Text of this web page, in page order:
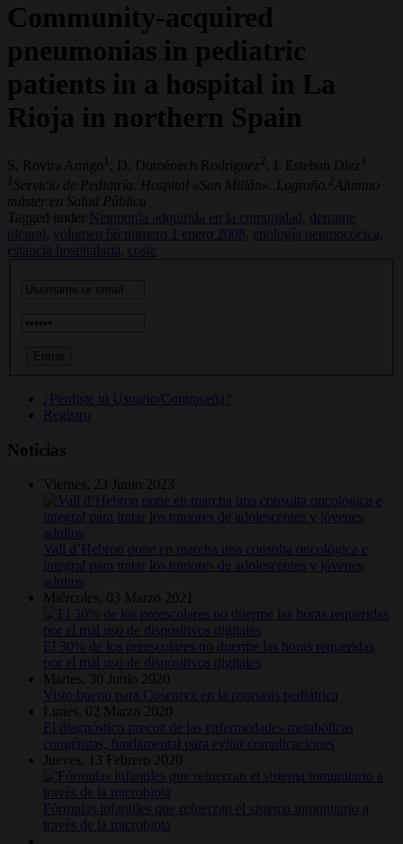
Community-acquired
pneumonias in pediatric
patients in a hospital in La
Rioja in northern Spain
S. Rovira Amigo 1 , D. Doménech Rodríguez , I. Esteban Díez 1
1 Servicio de Pediatría. Hospital «San Millán». Logroño. 2 Alumno
máster en Salud Pública
Tagged under
Neumonía adquirida en la comunidad, derrame
pleural,
volumen 66 número 1 enero 2008, etiología neumocócica,
estancia hospitalaria, coste
¿Perdiste tu Usuario/Contraseña?
Registro
Noticias
Viernes, 23 Junio 2023
Vall d’Hebron pone en marcha una consulta oncológica e
integral para tratar los tumores de adolescentes y jóvenes
adultos
Miércoles, 03 Marzo 2021
El 30% de los preescolares no duerme las horas requeridas
por el mal uso de dispositivos digitales
Martes, 30 Junio 2020
Visto bueno para Cosentyx en la psoriasis pediátrica
Lunes, 02 Marzo 2020
El diagnóstico precoz de las enfermedades metabólicas
congénitas, fundamental para evitar complicaciones
Jueves, 13 Febrero 2020
Fórmulas infantiles que refuerzan el sistema inmunitario a
través de la microbiota